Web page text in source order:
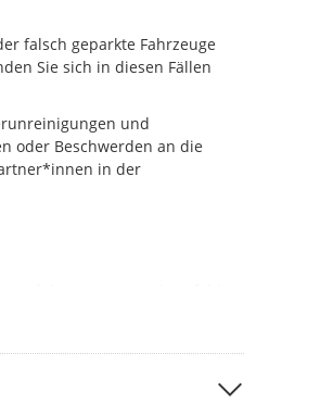
falsch geparkte Fahrzeuge
Sie sich in diesen Fällen
und
oder Beschwerden an die
in der
der Karte sehen Sie, ob schon
Sie bitte anschließend